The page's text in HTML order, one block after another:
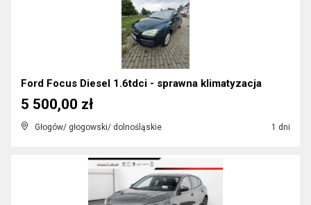
Ford Focus Diesel 1.6tdci - sprawna klimatyzacja
Głogów/ głogowski/ dolnośląskie 1 dni
5 500,00 zł